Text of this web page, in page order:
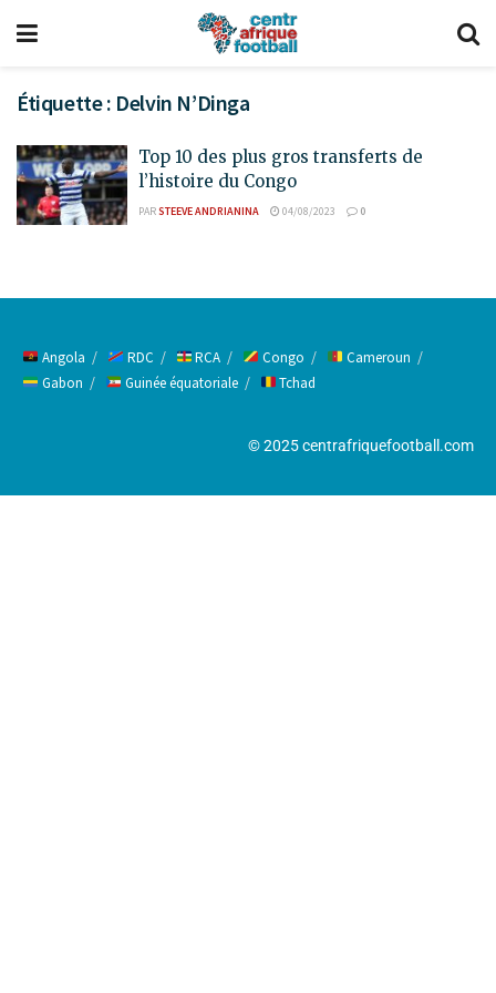
Étiquette : Delvin N’Dinga
Top 10 des plus gros transferts de
l’histoire du Congo
PARSTEEVE ANDRIANINA 04/08/2023 0
Angola RDC RCA Congo
Cameroun
Gabon
Guinée équatoriale Tchad
© 2025 centrafriquefootball.com